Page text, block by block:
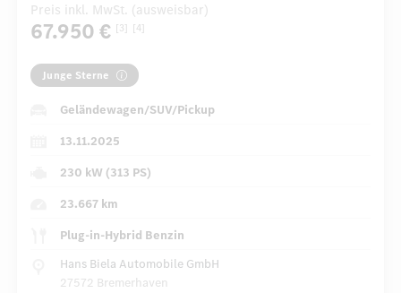
Preis inkl. MwSt. (ausweisbar)
67.950 € [3] [4]
Junge Sterne
Geländewagen/SUV/Pickup
13.11.2025
230 kW (313 PS)
23.667 km
Plug-in-Hybrid Benzin
Hans Biela Automobile GmbH
27572 Bremerhaven